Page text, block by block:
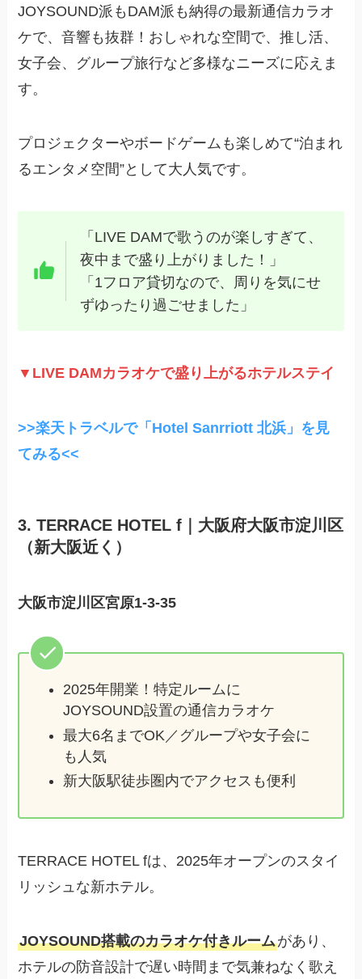
JOYSOUND派もDAM派も納得の最新通信カラオ
ケで、音響も抜群！おしゃれな空間で、推し活、
女子会、グループ旅行など多様なニーズに応えま
す。
プロジェクターやボードゲームも楽しめて“泊まれ
るエンタメ空間”として大人気です。
「LIVE DAMで歌うのが楽しすぎて、
夜中まで盛り上がりました！」
「1フロア貸切なので、周りを気にせ
ずゆったり過ごせました」
▼LIVE DAMカラオケで盛り上がるホテルステイ
>>楽天トラベルで「Hotel Sanrriott 北浜」を見
てみる<<
3. TERRACE HOTEL f｜大阪府大阪市淀川区
（新大阪近く）
大阪市淀川区宮原1-3-35
2025年開業！特定ルームに
JOYSOUND設置の通信カラオケ
最大6名までOK／グループや女子会に
も人気
新大阪駅徒歩圏内でアクセスも便利
TERRACE HOTEL fは、2025年オープンのスタイ
リッシュな新ホテル。
JOYSOUND搭載のカラオケ付きルームがあり、
ホテルの防音設計で遅い時間まで気兼ねなく歌え